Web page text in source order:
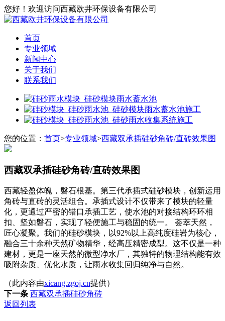
您好！欢迎访问西藏欧井环保设备有限公司
首页
专业领域
新闻中心
关于我们
联系我们
您的位置： 首页>专业领域>西藏双承插硅砂角砖/直砖效果图
西藏双承插硅砂角砖/直砖效果图
西藏轻盈体魄，磐石根基。第三代承插式硅砂模块，创新运用
角砖与直砖的灵活组合。承插式设计不仅带来了模块的轻量
化，更通过严密的错口承插工艺，使水池的对接结构环环相
扣、坚如磐石，实现了轻便施工与稳固的统一。 荟萃天然，
匠心凝聚。我们的硅砂模块，以92%以上高纯度硅岩为核心，
融合三十余种天然矿物精华，经高压精密成型。这不仅是一种
建材，更是一座天然的微型净水厂，其独特的物理结构能有效
吸附杂质、优化水质，让雨水收集回归纯净与自然。
（此内容由xicang.zgoj.cn提供）
下一条 西藏双承插硅砂角砖
返回列表